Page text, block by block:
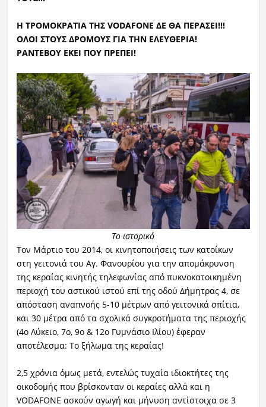
Η ΤΡΟΜΟΚΡΑΤΙΑ ΤΗΣ VODAFONE ΔΕ ΘΑ ΠΕΡΑΣΕΙ!!!
ΟΛΟΙ ΣΤΟΥΣ ΔΡΟΜΟΥΣ ΓΙΑ ΤΗΝ ΕΛΕΥΘΕΡΙΑ!
ΡΑΝΤΕΒΟΥ ΕΚΕΙ ΠΟΥ ΠΡΕΠΕΙ!
Το ιστορικό
Τον Μάρτιο του 2014, οι κινητοποιήσεις των κατοίκων
στη γειτονιά του Αγ. Φανουρίου για την απομάκρυνση
της κεραίας κινητής τηλεφωνίας από πυκνοκατοικημένη
περιοχή του αστικού ιστού επί της οδού Δήμητρας 4, σε
απόσταση αναπνοής 5-10 μέτρων από γειτονικά σπίτια,
και 30 μέτρα από τα σχολικά συγκροτήματα της περιοχής
(4ο Λύκειο, 7ο, 9ο & 12ο Γυμνάσιο Ιλίου) έφεραν
αποτέλεσμα: Το ξήλωμα της κεραίας!
2,5 χρόνια όμως μετά, εντελώς τυχαία ιδιοκτήτες της
οικοδομής που βρίσκονταν οι κεραίες αλλά και η
VODAFONE ασκούν αγωγή και μήνυση αντίστοιχα σε 3